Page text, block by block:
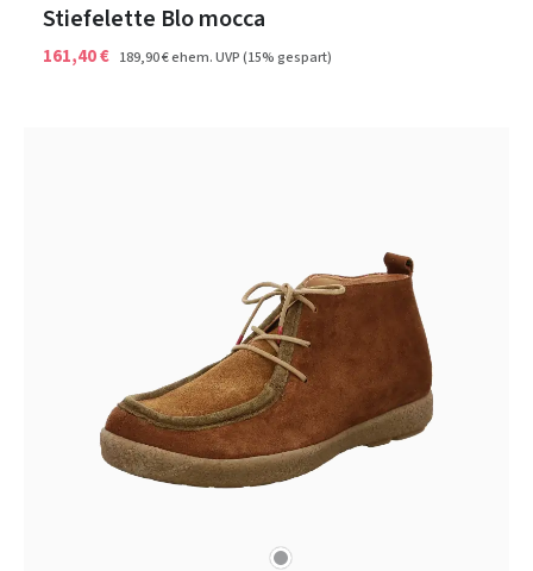
Stiefelette Blo mocca
161,40 € 189,90 €ehem. UVP(15% gespart)
grau